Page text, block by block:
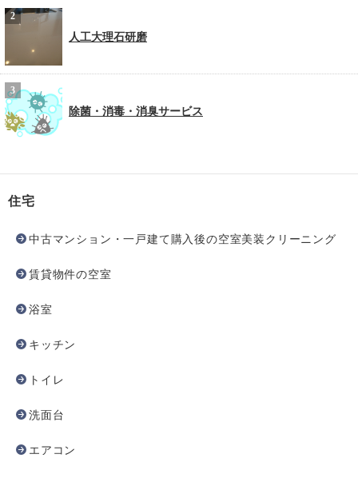
人工大理石研磨
除菌・消毒・消臭サービス
住宅
中古マンション・一戸建て購入後の空室美装クリーニング
賃貸物件の空室
浴室
キッチン
トイレ
洗面台
エアコン